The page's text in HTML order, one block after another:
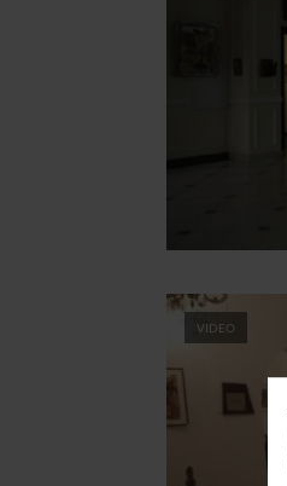
VIDEO